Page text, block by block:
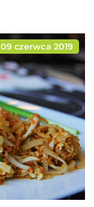
09 czerwca 2019